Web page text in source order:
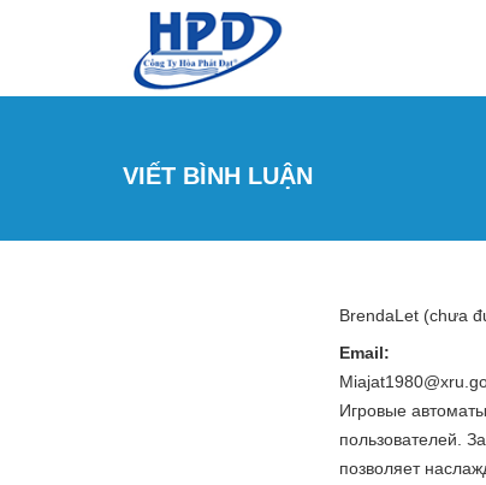
VIẾT BÌNH LUẬN
BrendaLet (chưa
Email:
Игровые
пользователей.
позволяет